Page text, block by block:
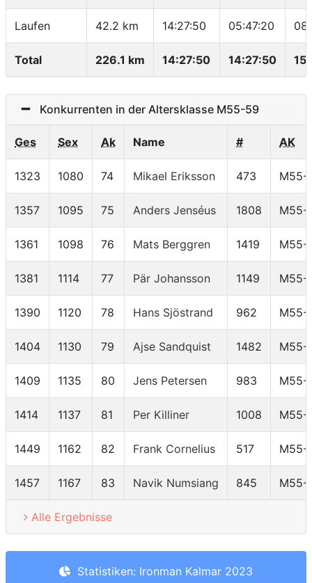
Laufen 42.2 km 14:27:50 05:47:20
Total 226.1 km 14:27:50 14:27:50
Konkurrenten in der Altersklasse M55-59
Ges Sex Ak Name # AK
1323 1080 74 Mikael Eriksson 473 M55-
1357 1095 75 Anders Jenséus 1808 M55-
1361 1098 76 Mats Berggren 1419 M55-
1381 1114 77 Pär Johansson 1149 M55-
1390 1120 78 Hans Sjöstrand 962 M55-
1404 1130 79 Ajse Sandquist 1482 M55-
1409 1135 80 Jens Petersen 983 M55-
1414 1137 81 Per Killiner 1008 M55-
1449 1162 82 Frank Cornelius 517 M55-
1457 1167 83 Navik Numsiang 845 M55-
Alle Ergebnisse
Statistiken: Ironman Kalmar 2023